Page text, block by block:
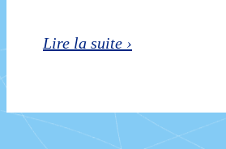
Guy
romancier
Lire la suite ›